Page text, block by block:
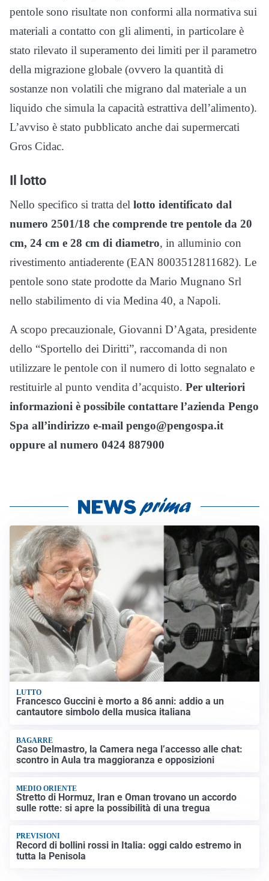
pentole sono risultate non conformi alla normativa sui
materiali a contatto con gli alimenti, in particolare è
stato rilevato il superamento dei limiti per il parametro
della migrazione globale (ovvero la quantità di
sostanze non volatili che migrano dal materiale a un
liquido che simula la capacità estrattiva dell’alimento).
L’avviso è stato pubblicato anche dai supermercati
Gros Cidac.
Il lotto
Nello specifico si tratta del lotto identificato dal
numero 2501/18 che comprende tre pentole da 20
cm, 24 cm e 28 cm di diametro, in alluminio con
rivestimento antiaderente (EAN 8003512811682). Le
pentole sono state prodotte da Mario Mugnano Srl
nello stabilimento di via Medina 40, a Napoli.
A scopo precauzionale, Giovanni D’Agata, presidente
dello “Sportello dei Diritti”, raccomanda di non
utilizzare le pentole con il numero di lotto segnalato e
restituirle al punto vendita d’acquisto. Per ulteriori
informazioni è possibile contattare l’azienda Pengo
Spa all’indirizzo e-mail pengo@pengospa.it
oppure al numero 0424 887900
LUTTO
Francesco Guccini è morto a 86 anni: addio a un
cantautore simbolo della musica italiana
BAGARRE
Caso Delmastro, la Camera nega l’accesso alle chat:
scontro in Aula tra maggioranza e opposizioni
MEDIO ORIENTE
Stretto di Hormuz, Iran e Oman trovano un accordo
sulle rotte: si apre la possibilità di una tregua
PREVISIONI
Record di bollini rossi in Italia: oggi caldo estremo in
tutta la Penisola